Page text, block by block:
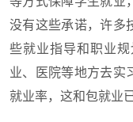
没有这些承诺，许多
些就业指导和职业
业、医院等地方去实
就业率，这和包就业